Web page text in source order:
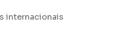
internacionais